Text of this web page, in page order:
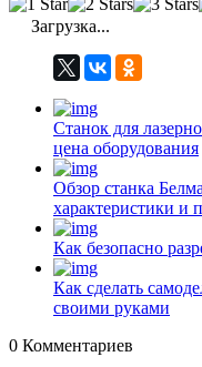
Загрузка...
Станок для
цена оборудования
Обзор станка
характеристики и
Как безопасно
Как сделать
своими руками
0 Комментариев